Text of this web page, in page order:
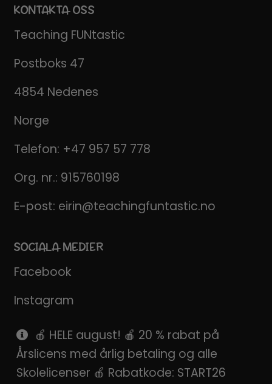
KONTAKTA OSS
Teaching FUNtastic
Postboks 47
4854 Nedenes
Norge
Telefon: +47 957 57 778
Org. nr.: 915760198
E-post: eirin@teachingfuntastic.no
SOCIALA MEDIER
Facebook
Instagram
Pinterest
SnapChat
🍎 HELE august! 🍎 20 % rabat på
Årslicens med årlig betaling og alle
Skolelicenser 🍎 Rabatkode: START26